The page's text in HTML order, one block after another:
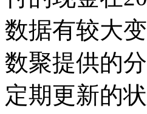
数据有较大
数聚提供的
定期更新的